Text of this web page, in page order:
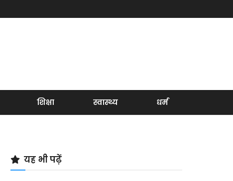
शिक्षा स्वास्थ्य धर्म
यह भी पढ़ें